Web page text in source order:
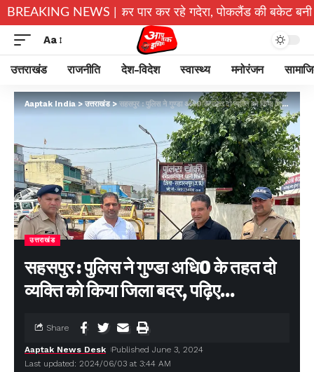
BREAKING NEWS |
जोखिम में डालकर पार कर रहे गदेरा, पोकलैंड की बकेट बनी सहारा
Aa
उत्तराखंड राजनीति देश-विदेश स्वास्थ्य मनोरंजन
Aaptak India>उत्तराखंड>सहसपुर : पुलिस ने गुण्डा अधि0 के तहत दो व्यक्ति को किया जिला बदर, पढ़िए…
उत्तराखंड
सहसपुर : पुलिस ने गुण्डा अधि0 के तहत दो
व्यक्ति को किया जिला बदर, पढ़िए…
Last updated: 2024/06/03 at 3:44 AM
Aaptak News Desk Published June 3, 2024
Share